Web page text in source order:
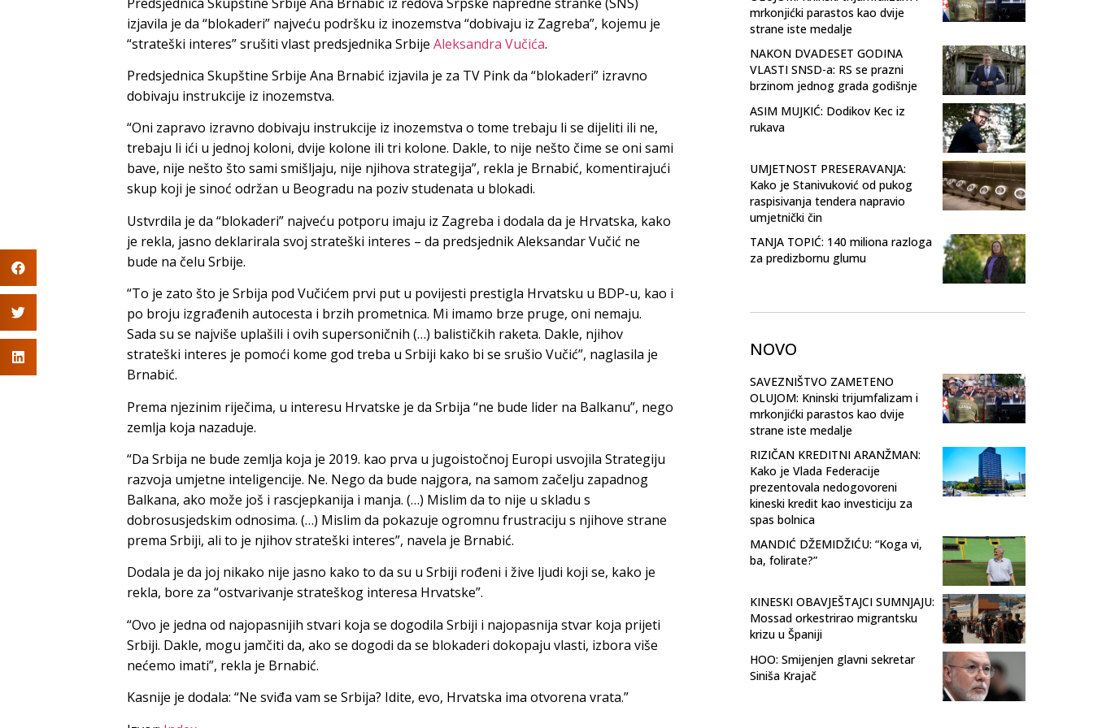
izjavila je da “blokaderi” najveću podršku iz inozemstva “dobivaju iz Zagreba”, kojemu je
“strateški interes” srušiti vlast predsjednika Srbije Aleksandra Vučića.
Predsjednica Skupštine Srbije Ana Brnabić izjavila je za TV Pink da “blokaderi” izravno
dobivaju instrukcije iz inozemstva.
“Oni zapravo izravno dobivaju instrukcije iz inozemstva o tome trebaju li se dijeliti ili ne,
trebaju li ići u jednoj koloni, dvije kolone ili tri kolone. Dakle, to nije nešto čime se oni sami
bave, nije nešto što sami smišljaju, nije njihova strategija”, rekla je Brnabić, komentirajući
skup koji je sinoć održan u Beogradu na poziv studenata u blokadi.
Ustvrdila je da “blokaderi” najveću potporu imaju iz Zagreba i dodala da je Hrvatska, kako
je rekla, jasno deklarirala svoj strateški interes – da predsjednik Aleksandar Vučić ne
bude na čelu Srbije.
“To je zato što je Srbija pod Vučićem prvi put u povijesti prestigla Hrvatsku u BDP-u, kao i
po broju izgrađenih autocesta i brzih prometnica. Mi imamo brze pruge, oni nemaju.
Sada su se najviše uplašili i ovih supersoničnih (…) balističkih raketa. Dakle, njihov
strateški interes je pomoći kome god treba u Srbiji kako bi se srušio Vučić”, naglasila je
Brnabić.
Prema njezinim riječima, u interesu Hrvatske je da Srbija “ne bude lider na Balkanu”, nego
zemlja koja nazaduje.
“Da Srbija ne bude zemlja koja je 2019. kao prva u jugoistočnoj Europi usvojila Strategiju
razvoja umjetne inteligencije. Ne. Nego da bude najgora, na samom začelju zapadnog
Balkana, ako može još i rascjepkanija i manja. (…) Mislim da to nije u skladu s
dobrosusjedskim odnosima. (…) Mislim da pokazuje ogromnu frustraciju s njihove strane
prema Srbiji, ali to je njihov strateški interes”, navela je Brnabić.
Dodala je da joj nikako nije jasno kako to da su u Srbiji rođeni i žive ljudi koji se, kako je
rekla, bore za “ostvarivanje strateškog interesa Hrvatske”.
“Ovo je jedna od najopasnijih stvari koja se dogodila Srbiji i najopasnija stvar koja prijeti
Srbiji. Dakle, mogu jamčiti da, ako se dogodi da se blokaderi dokopaju vlasti, izbora više
nećemo imati”, rekla je Brnabić.
Kasnije je dodala: “Ne sviđa vam se Srbija? Idite, evo, Hrvatska ima otvorena vrata.”
mrkonjićki parastos kao dvije
strane iste medalje
NAKON DVADESET GODINA
VLASTI SNSD-a: RS se prazni
brzinom jednog grada godišnje
ASIM MUJKIĆ: Dodikov Kec iz
rukava
UMJETNOST PRESERAVANJA:
Kako je Stanivuković od pukog
raspisivanja tendera napravio
umjetnički čin
TANJA TOPIĆ: 140 miliona razloga
za predizbornu glumu
NOVO
SAVEZNIŠTVO ZAMETENO
OLUJOM: Kninski trijumfalizam i
mrkonjićki parastos kao dvije
strane iste medalje
RIZIČAN KREDITNI ARANŽMAN:
Kako je Vlada Federacije
prezentovala nedogovoreni
kineski kredit kao investiciju za
spas bolnica
MANDIĆ DŽEMIDŽIĆU: “Koga vi,
ba, folirate?”
KINESKI OBAVJEŠTAJCI SUMNJAJU:
Mossad orkestrirao migrantsku
krizu u Španiji
HOO: Smijenjen glavni sekretar
Siniša Krajač